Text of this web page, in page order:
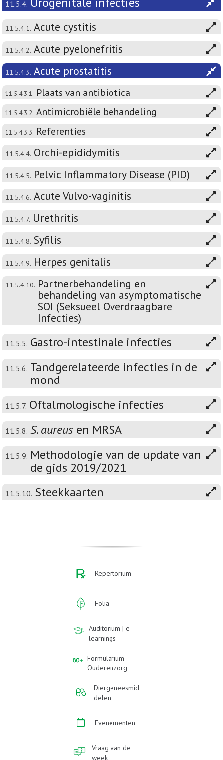
11.5.4.
11.5.4.1. Acute cystitis
11.5.4.2. Acute pyelonefritis
11.5.4.3. Acute prostatitis
11.5.4.3.1. Plaats van antibiotica
11.5.4.3.2. Antimicrobiële behandeling
11.5.4.3.3. Referenties
11.5.4.4. Orchi-epididymitis
11.5.4.5. Pelvic Inflammatory Disease (PID)
11.5.4.6. Acute Vulvo-vaginitis
11.5.4.7. Urethritis
11.5.4.8. Syfilis
11.5.4.9. Herpes genitalis
11.5.4.10. Partnerbehandeling en
behandeling van asymptomatische
SOI (Seksueel Overdraagbare
Infecties)
11.5.5. Gastro-intestinale infecties
11.5.6. Tandgerelateerde infecties in de
mond
11.5.7. Oftalmologische infecties
11.5.8. S. aureus en MRSA
11.5.9. Methodologie van de update van
de gids 2019/2021
11.5.10. Steekkaarten
Repertorium
Folia
Auditorium | e-
learnings
Formularium
Ouderenzorg
Diergeneesmid
delen
Evenementen
Vraag van de
week